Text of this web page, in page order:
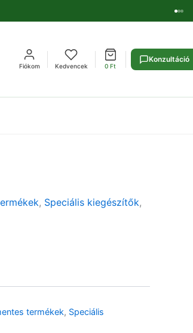
Fiókom Kedvencek 0Ft
Konzultáció
, Speciális kiegészítők,
termékek, Speciális